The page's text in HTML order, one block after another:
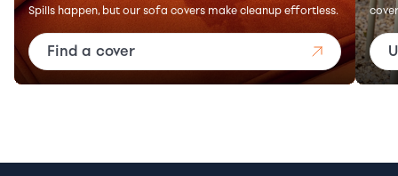
Spills happen, but our sofa covers make cleanup effortless.
Find a cover